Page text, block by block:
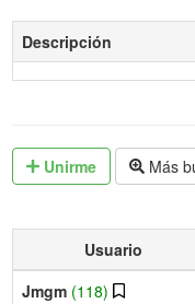
Descripción
Unirme Más
Usuario
Jmgm (118)